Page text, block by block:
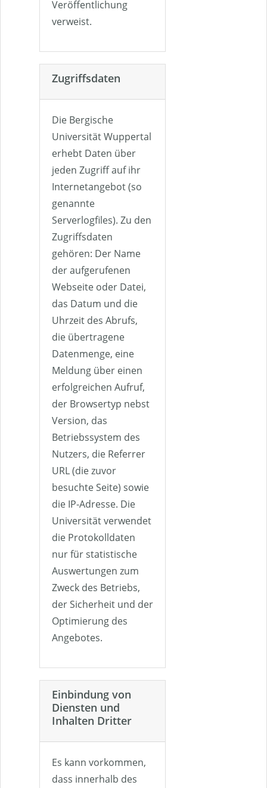
Veröffentlichung
verweist.
Zugriffsdaten
Die Bergische
Universität Wuppertal
erhebt Daten über
jeden Zugriff auf ihr
Internetangebot (so
genannte
Serverlogfiles). Zu den
Zugriffsdaten
gehören: Der Name
der aufgerufenen
Webseite oder Datei,
das Datum und die
Uhrzeit des Abrufs,
die übertragene
Datenmenge, eine
Meldung über einen
erfolgreichen Aufruf,
der Browsertyp nebst
Version, das
Betriebssystem des
Nutzers, die Referrer
URL (die zuvor
besuchte Seite) sowie
die IP-Adresse. Die
Universität verwendet
die Protokolldaten
nur für statistische
Auswertungen zum
Zweck des Betriebs,
der Sicherheit und der
Optimierung des
Angebotes.
Einbindung von
Diensten und
Inhalten Dritter
Es kann vorkommen,
dass innerhalb des